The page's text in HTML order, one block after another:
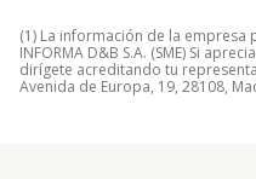
(1) La información de la
INFORMA D&B S.A. (SME) Si
dirígete acreditando tu
Avenida de Europa, 19, 28108,